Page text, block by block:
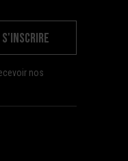
S'INSCRIRE
nos